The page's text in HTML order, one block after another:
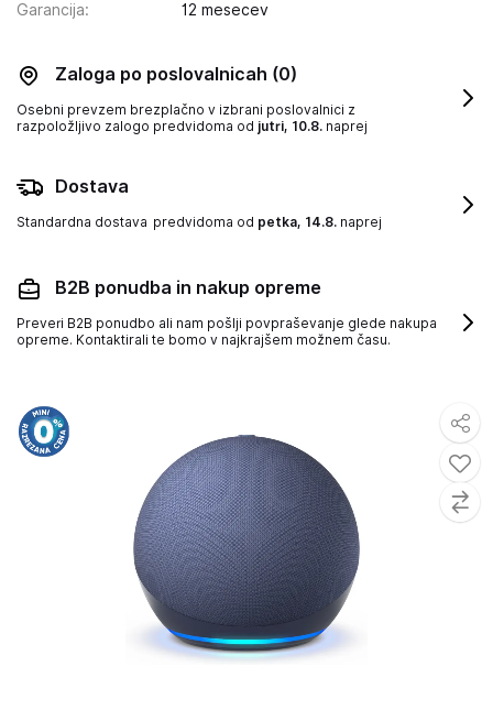
Garancija: 12 mesecev
Zaloga po poslovalnicah (0)
Osebni prevzem brezplačno v izbrani poslovalnici z
razpoložljivo zalogo predvidoma od jutri, 10.8. naprej
Dostava
Standardna dostava predvidoma od petka, 14.8. naprej
B2B ponudba in nakup opreme
Preveri B2B ponudbo ali nam pošlji povpraševanje glede nakupa
opreme. Kontaktirali te bomo v najkrajšem možnem času.